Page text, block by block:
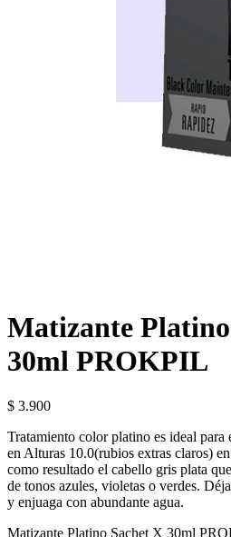
Matizante
30ml PROKPIL
$ 3.900
Tratamiento color platino es ideal para
en Alturas 10.0(rubios extras claros)
como resultado el cabello gris plata
de tonos azules, violetas o verdes.
y enjuaga con abundante agua.
Matizante Platino Sachet X 30ml